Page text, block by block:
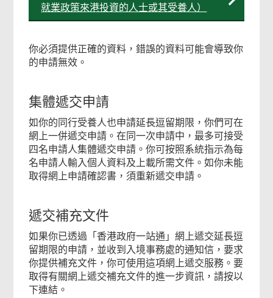
就業政策來港投資的人士或其受養人）
你必須提供正確的資料，錯誤的資料可能會導致你
的申請無效。
集體遞交申請
如你的同行受養人也申請延長逗留期限，你們可在
網上一併遞交申請。在同一次申請中，最多可接受
四名申請人集體遞交申請。你可按照系統指示為每
名申請人輸入個人資料及上載所需文件。如你未能
取得網上申請確認書，須重新遞交申請。
遞交補充文件
如果你已透過「香港政府一站通」網上遞交延長逗
留期限的申請，並收到入境事務處的通知信，要求
你提供補充文件，你可使用這項網上遞交服務。要
取得有關網上遞交補充文件的進一步資訊，請按以
下連結。